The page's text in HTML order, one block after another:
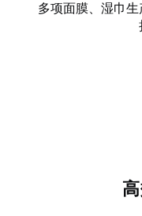
多项面膜、湿巾